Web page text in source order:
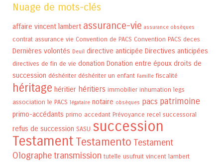
Nuage de mots-clés
affaire vincent lambert assurance-vie assurance obsèques
contrat assurance vie Convention de PACS Convention PACS deces
Dernières volontés Deuil directive anticipée Directives anticipées
directives de fin de vie donation Donation entre époux droits de
succession déshériter déshériter un enfant Famille fiscalité
héritage héritier héritiers immobilier inhumation legs
association le PACS légataire notaire obsèques pacs patrimoine
primo-accédants primo accedant Prévoyance recel successoral
refus de succession SASU succession
Testament Testamento Testament
Olographetransmission tutelle usufruit vincent lambert